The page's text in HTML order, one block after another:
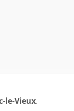
le-Vieux.